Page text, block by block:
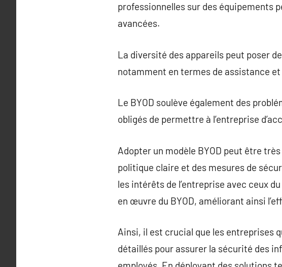
professionnelles sur des équipements
avancées.
La diversité des appareils peut poser
notamment en termes de assistance
Le BYOD soulève également des
obligés de permettre à l’entreprise
Adopter un modèle BYOD peut être
politique claire et des mesures de
les intérêts de l’entreprise avec ceux
en œuvre du BYOD, améliorant ainsi
Ainsi, il est crucial que les entreprises
détaillés pour assurer la sécurité des